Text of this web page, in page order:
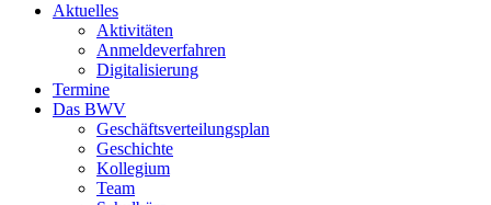
Aktuelles
Aktivitäten
Anmeldeverfahren
Digitalisierung
Termine
Das BWV
Geschäftsverteilungsplan
Geschichte
Kollegium
Team